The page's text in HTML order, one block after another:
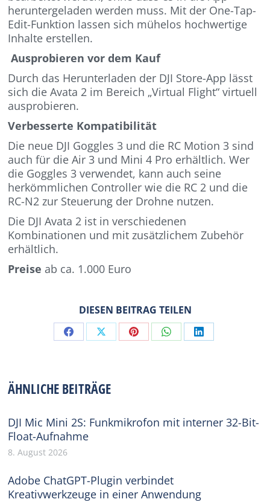
heruntergeladen werden muss. Mit der One-Tap-
Edit-Funktion lassen sich mühelos hochwertige
Inhalte erstellen.
Ausprobieren vor dem Kauf
Durch das Herunterladen der DJI Store-App lässt
sich die Avata 2 im Bereich „Virtual Flight“ virtuell
ausprobieren.
Verbesserte Kompatibilität
Die neue DJI Goggles 3 und die RC Motion 3 sind
auch für die Air 3 und Mini 4 Pro erhältlich. Wer
die Goggles 3 verwendet, kann auch seine
herkömmlichen Controller wie die RC 2 und die
RC-N2 zur Steuerung der Drohne nutzen.
Die DJI Avata 2 ist in verschiedenen
Kombinationen und mit zusätzlichem Zubehör
erhältlich.
Preise ab ca. 1.000 Euro
DIESEN BEITRAG TEILEN
Share Share Share Share Share
ÄHNLICHE BEITRÄGE
DJI Mic Mini 2S: Funkmikrofon mit interner 32-Bit-
Float-Aufnahme
8. August 2026
Adobe ChatGPT-Plugin verbindet
Kreativwerkzeuge in einer Anwendung